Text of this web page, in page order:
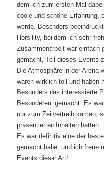
dem ich zum ersten Mal
coole und schöne Erfahrung,
werde. Besonders
Horsility, bei dem ich sehr
Zusammenarbeit war einfach
gemacht, Teil dieses Events
Die Atmosphäre in der Arena
waren wirklich toll und haben
Besonders das interessierte
Besonderem gemacht. Es
nur zum Zeitvertreib kamen,
präsentierten Inhalten hatten.
Es war definitiv eine der
gemacht habe, und ich freue
Events dieser Art!